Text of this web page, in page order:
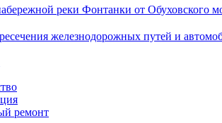
реки Фонтанки от Обуховского
железнодорожных путей и
ремонт